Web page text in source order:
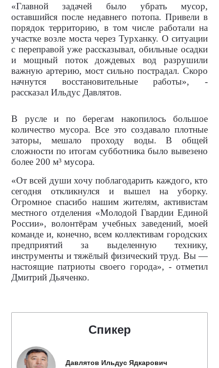
«Главной задачей было убрать мусор,
оставшийся после недавнего потопа. Привели в
порядок территорию, в том числе работали на
участке возле моста через Турханку. О ситуации
с переправой уже рассказывал, обильные осадки
и мощный поток дождевых вод разрушили
важную артерию, мост сильно пострадал. Скоро
начнутся восстановительные работы», -
рассказал Ильдус Давлятов.
В русле и по берегам накопилось большое
количество мусора. Все это создавало плотные
заторы, мешало проходу воды. В общей
сложности по итогам субботника было вывезено
более 200 м³ мусора.
«От всей души хочу поблагодарить каждого, кто
сегодня откликнулся и вышел на уборку.
Огромное спасибо нашим жителям, активистам
местного отделения «Молодой Гвардии Единой
России», волонтёрам учебных заведений, моей
команде и, конечно, всем коллективам городских
предприятий за выделенную технику,
инструменты и тяжёлый физический труд. Вы —
настоящие патриоты своего города», - отметил
Дмитрий Дьяченко.
Спикер
Давлятов Ильдус Ядкарович